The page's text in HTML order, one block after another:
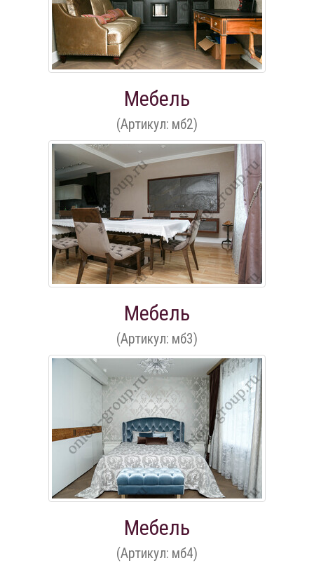
Мебель
(Артикул: мб2)
Мебель
(Артикул: мб3)
Мебель
(Артикул: мб4)